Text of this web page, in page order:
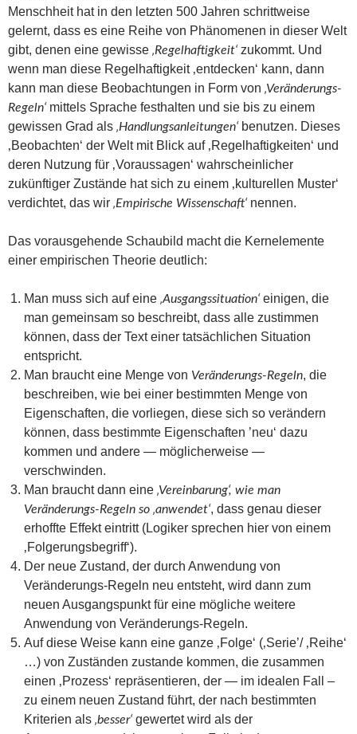
Menschheit hat in den letzten 500 Jahren schrittweise
gelernt, dass es eine Reihe von Phänomenen in dieser Welt
gibt, denen eine gewisse ‚Regelhaftigkeit‘zukommt. Und
wenn man diese Regelhaftigkeit ‚entdecken‘ kann, dann
kann man diese Beobachtungen in Form von ‚Veränderungs-
Regeln‘mittels Sprache festhalten und sie bis zu einem
gewissen Grad als ‚Handlungsanleitungen‘ benutzen. Dieses
‚Beobachten‘ der Welt mit Blick auf ‚Regelhaftigkeiten‘ und
deren Nutzung für ‚Voraussagen‘ wahrscheinlicher
zukünftiger Zustände hat sich zu einem ‚kulturellen Muster‘
verdichtet, das wir ‚Empirische Wissenschaft‘nennen.
Das vorausgehende Schaubild macht die Kernelemente
einer empirischen Theorie deutlich:
Man muss sich auf eine ‚Ausgangssituation‘einigen, die
man gemeinsam so beschreibt, dass alle zustimmen
können, dass der Text einer tatsächlichen Situation
entspricht.
Man braucht eine Menge von Veränderungs-Regeln, die
beschreiben, wie bei einer bestimmten Menge von
Eigenschaften, die vorliegen, diese sich so verändern
können, dass bestimmte Eigenschaften ’neu‘ dazu
kommen und andere — möglicherweise —
verschwinden.
Man braucht dann eine ‚Vereinbarung‘, wie man
Veränderungs-Regeln so ‚anwendet‘, dass genau dieser
erhoffte Effekt eintritt (Logiker sprechen hier von einem
‚Folgerungsbegriff‘).
Der neue Zustand, der durch Anwendung von
Veränderungs-Regeln neu entsteht, wird dann zum
neuen Ausgangspunkt für eine mögliche weitere
Anwendung von Veränderungs-Regeln.
Auf diese Weise kann eine ganze ‚Folge‘ (‚Serie’/ ‚Reihe‘
…) von Zuständen zustande kommen, die zusammen
einen ‚Prozess‘ repräsentieren, der — im idealen Fall –
zu einem neuen Zustand führt, der nach bestimmten
Kriterien als ‚besser‘ gewertet wird als der